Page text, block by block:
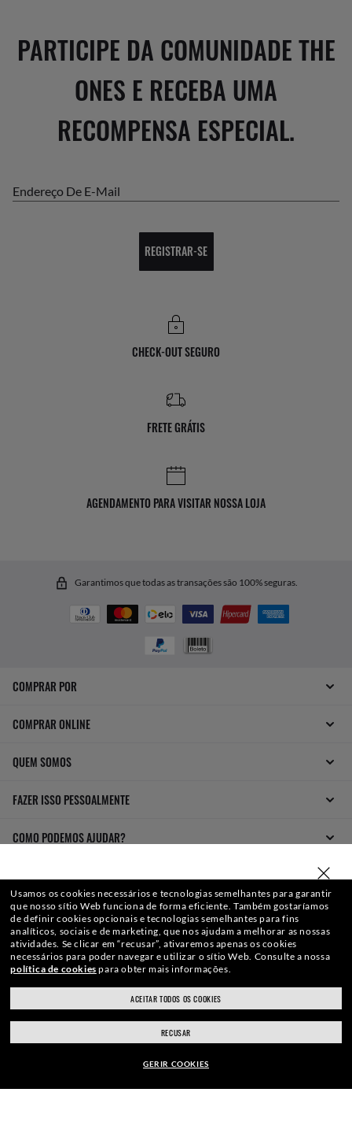
SELECIONE OU DIGITE SUA LOJA
ray-ban.com/brazil ray-ban.com/usa
Escolha uma loja diferente
PARTICIPE DA COMUNIDADE THE
ONES E RECEBA UMA
RECOMPENSA ESPECIAL.
Endereço De E-Mail
REGISTRAR-SE
CHECK-OUT SEGURO
FRETE GRÁTIS
AGENDAMENTO PARA VISITAR NOSSA LOJA
Garantimos que todas as transações são 100% seguras.
COMPRAR POR
COMPRAR ONLINE
QUEM SOMOS
FAZER ISSO PESSOALMENTE
COMO PODEMOS AJUDAR?
INDIQUE UM AMIGO
GARANTA R$ 50 OFF
WebID #374 962 157
Usamos os cookies necessários e tecnologias semelhantes para garantir
que nosso sítio Web funciona de forma eficiente. Também gostaríamos
de definir cookies opcionais e tecnologias semelhantes para fins
analíticos, sociais e de marketing, que nos ajudam a melhorar as nossas
atividades. Se clicar em “recusar”, ativaremos apenas os cookies
necessários para poder navegar e utilizar o sítio Web. Consulte a nossa
política de cookies para obter mais informações.
ACEITAR TODOS OS COOKIES
RECUSAR
GERIR COOKIES